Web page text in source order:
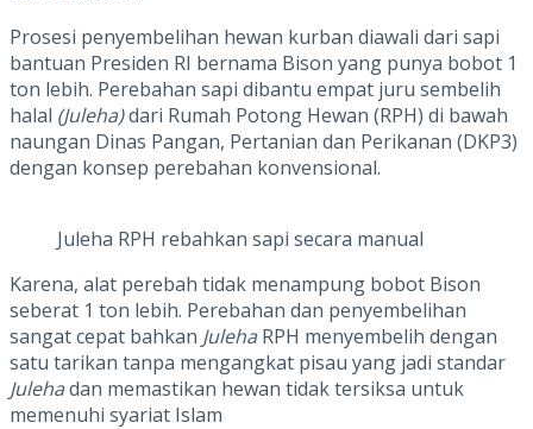
Prosesi penyembelihan hewan kurban diawali dari sapi
bantuan Presiden RI bernama Bison yang punya bobot 1
ton lebih. Perebahan sapi dibantu empat juru sembelih
halal (Juleha)dari Rumah Potong Hewan (RPH) di bawah
naungan Dinas Pangan, Pertanian dan Perikanan (DKP3)
dengan konsep perebahan konvensional.
Juleha RPH rebahkan sapi secara manual
Karena, alat perebah tidak menampung bobot Bison
seberat 1 ton lebih. Perebahan dan penyembelihan
sangat cepat bahkan Juleha RPH menyembelih dengan
satu tarikan tanpa mengangkat pisau yang jadi standar
Julehadan memastikan hewan tidak tersiksa untuk
memenuhi syariat Islam